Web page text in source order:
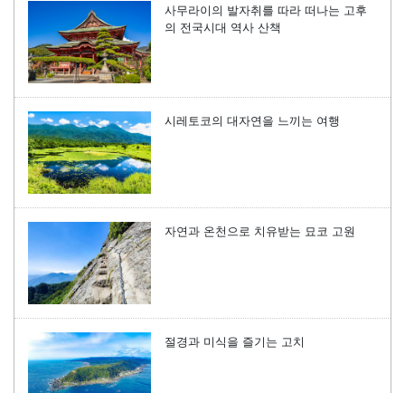
사무라이의 발자취를 따라 떠나는 고후
의 전국시대 역사 산책
시레토코의 대자연을 느끼는 여행
자연과 온천으로 치유받는 묘코 고원
절경과 미식을 즐기는 고치